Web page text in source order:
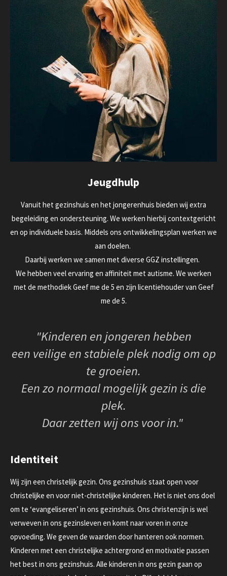
Jeugdhulp
Vanuit het gezinshuis en het jongerenhuis bieden wij extra
begeleiding en ondersteuning. We werken hierbij contextgericht
en op individuele basis. Middels ons ontwikkelingsplan werken we
aan doelen.
Daarbij werken we samen met diverse GGZ instellingen.
We hebben veel ervaring en affiniteit met autisme. We werken
met de methodiek Geef me de 5 en zijn licentiehouder van Geef
me de 5.
"Kinderen en jongeren hebben
een veilige en stabiele plek nodig om op
te groeien.
Een zo normaal mogelijk gezin is die
plek.
Daar zetten wij ons voor in."
Identiteit
Wij zijn een christelijk gezin. Ons gezinshuis staat open voor
christelijke en voor niet-christelijke kinderen. Het is niet ons doel
om te ‘evangeliseren’ in ons gezinshuis. Ons christenzijn is wel
verweven in ons gezinsleven en komt naar voren in onze
opvoeding. We geven de waarden door hanteren ook normen.
Kinderen met een christelijke achtergrond en motivatie passen
het best in ons gezinshuis. Alle kinderen in ons gezin gaan op